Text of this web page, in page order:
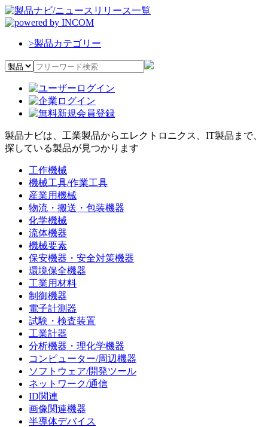
>製品カテゴリー
製品ナビは、工業製品からエレクトロニクス、IT製品まで、
探している製品が見つかります
工作機械
機械工具/作業工具
産業用機械
物流・搬送・包装機器
化学機械
流体機器
機械要素
保安機器・安全対策機器
環境保全機器
工業用材料
制御機器
電子計測器
試験・検査装置
工業計器
分析機器・理化学機器
コンピューター/周辺機器
ソフトウェア/開発ツール
ネットワーク/通信
ID関連
画像関連機器
半導体デバイス